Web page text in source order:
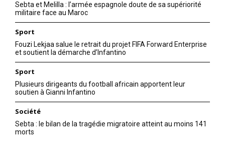
Washington accuse Téhéran
de la mort «probable» de l’ex
agent du FBI, Robert
Levinson
14 December 2020
In "USA"
Sebta et Melilla : l’armée espagnole doute de sa supériorité
militaire face au Maroc
Sport
Fouzi Lekjaa salue le retrait du projet FIFA Forward Enterprise
et soutient la démarche d’Infantino
Sport
Plusieurs dirigeants du football africain apportent leur
soutien à Gianni Infantino
Société
Sebta : le bilan de la tragédie migratoire atteint au moins 141
morts